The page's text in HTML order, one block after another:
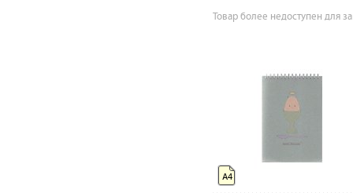
Товар более недоступен для
А4